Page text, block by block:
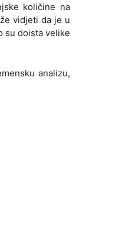
količine na
vidjeti da je u
su doista velike
analizu,